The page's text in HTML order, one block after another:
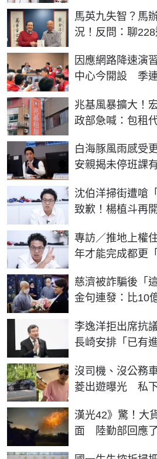
馬英九失智？馬
況！反問：聊
因應網路降速演
中心今開設 季
兆基風暴擴大！
政部急喊：包租
白海豚風雨感受
安親揭未停班課
沈伯洋掃街遭嗆
致歉！楊植斗再
專訪／推地上權
年才能完成都更
慈濟被詐騙後「
金句連發：比10
李逸洋拒出席抗
長崎安排「已有進
沒司機、沒公務
菱出遊曝光 私
漢光42》驚！大
面 陸勤部回應了